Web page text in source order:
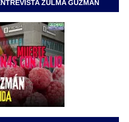
ZULMA GUZMÁN